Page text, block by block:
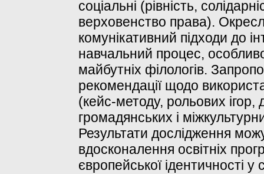
соціальні (рівність,
верховенство права).
комунікативний підходи до
навчальний процес, особливо
майбутніх філологів.
рекомендації щодо
(кейс-методу, рольових ігор,
громадянських і
Результати дослідження
вдосконалення освітніх
європейської ідентичності у